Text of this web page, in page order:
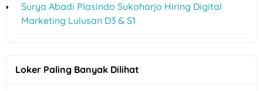
Surya Abadi Plasindo Sukoharjo Hiring Digital
Marketing Lulusan D3 & S1
Loker Paling Banyak Dilihat